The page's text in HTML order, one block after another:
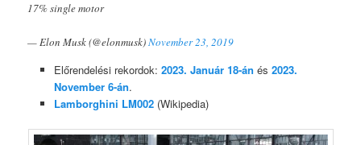
17% single motor
— Elon Musk (@elonmusk)November 23, 2019
Előrendelési rekordok: 2023. Január 18-án és 2023.
November 6-án.
Lamborghini LM002(Wikipedia)